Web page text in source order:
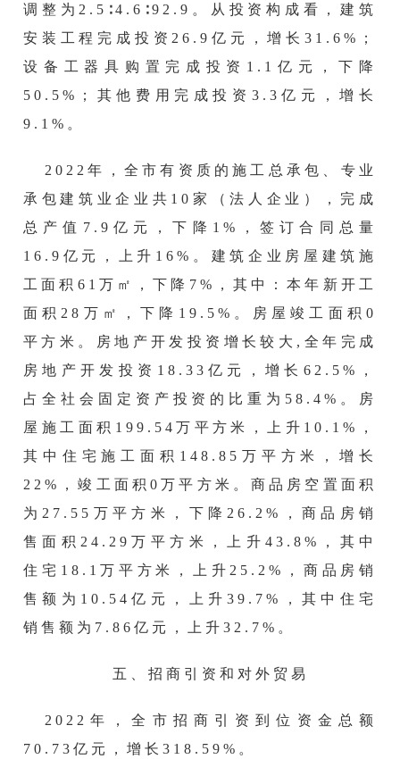
调整为2.5∶4.6∶92.9。从投资构成看，建筑
安装工程完成投资26.9亿元，增长31.6%；
设备工器具购置完成投资1.1亿元，下降
50.5%；其他费用完成投资3.3亿元，增长
9.1%。
20 22年，全市有资质的施工总承包、专业
承包建筑业企业共 10 家（法人企业），完成
总产值 7.9 亿元 ，下降 1 %，签订合同总量
16.9亿元，上升16%。建筑企业房屋建筑施
工面积 61万㎡，下降7 %
，其中：本年新开工
面积 28万㎡，下降19.5 %。 房屋竣工面积 0
平方米 。 房地产开发投资增长较大 ,全年完成
房地产开发 投资 18.33 亿元， 增长 62.5 %，
占全社会固定资产投资的比重为 58.4%。房
屋施工面积 199.54 万平方米， 上升 10.1%，
其中住宅施工面积 148.85 万平方米，增长
22%
，竣工面积0万平方米。商品房空置面积
为 27.55 万平方米， 下降 26.2%
，商品房销
售面积 24.29 万平方米， 上升 43.8%
，其中
住宅 18.1 万平方米， 上升 25.2%
，商品房销
售额为 10.54 亿元， 上升39.7%
，其中住宅
销售额为 7.86亿元， 上升32.7% 。
五、招商引资和对外贸易
20 22 年，全市招商引资到位资金总额
70.73亿元，增长318.59%。